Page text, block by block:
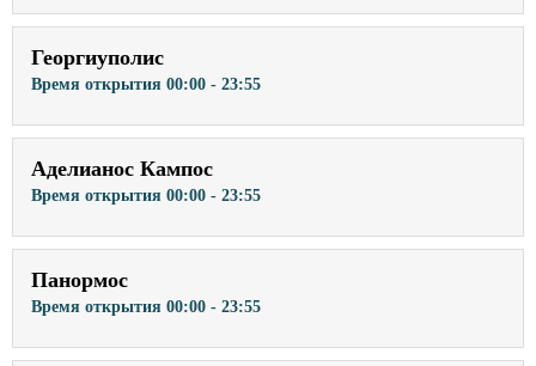
Георгиуполис
Время открытия 00:00 - 23:55
Аделианос Кампос
Время открытия 00:00 - 23:55
Панормос
Время открытия 00:00 - 23:55